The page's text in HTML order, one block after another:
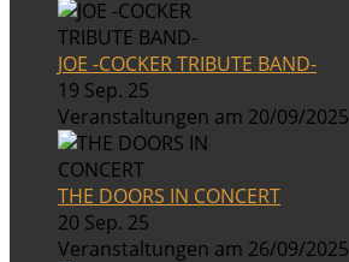
JOE -COCKER TRIBUTE BAND-
19 Sep. 25
Veranstaltungen am 20/09/2025
THE DOORS IN CONCERT
20 Sep. 25
Veranstaltungen am 26/09/2025